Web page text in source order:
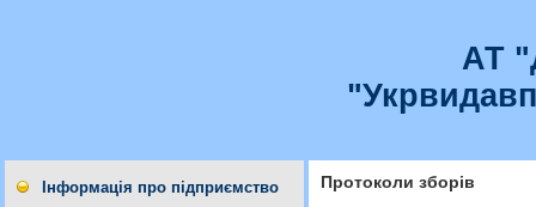
АТ
Інформація про підприємство
Протоколи зборів